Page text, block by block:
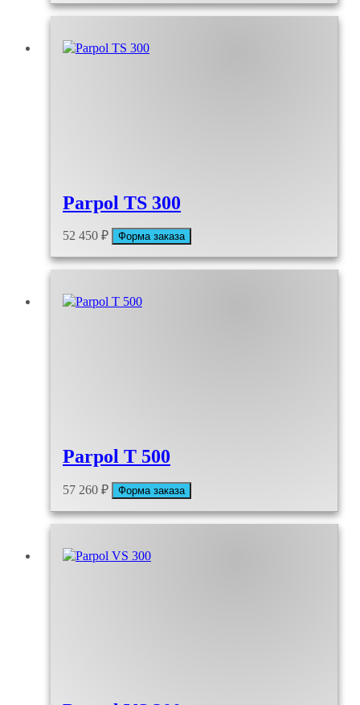
Parpol TS 300
52 450 ₽ Форма заказа
Parpol T 500
57 260 ₽ Форма заказа